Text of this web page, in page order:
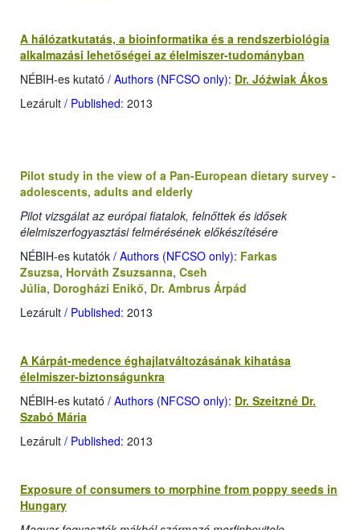
A hálózatkutatás, a bioinformatika és a rendszerbiológia
alkalmazási lehetőségei az élelmiszer-tudományban
NÉBIH-es kutató / Authors (NFCSO only): Dr. Jóźwiak Ákos
Lezárult / Published: 2013
Pilot study in the view of a Pan-European dietary survey -
adolescents, adults and elderly
Pilot vizsgálat az európai fiatalok, felnőttek és idősek
élelmiszerfogyasztási felmérésének előkészítésére
NÉBIH-es kutatók / Authors (NFCSO only): Farkas
Zsuzsa, Horváth Zsuzsanna, Cseh
Júlia, Dorogházi Enikő, Dr. Ambrus Árpád
Lezárult / Published: 2013
A Kárpát-medence éghajlatváltozásának kihatása
élelmiszer-biztonságunkra
NÉBIH-es kutató / Authors (NFCSO only): Dr. Szeitzné Dr.
Szabó Mária
Lezárult / Published: 2013
Exposure of consumers to morphine from poppy seeds in
Hungary